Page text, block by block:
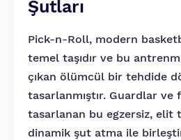
Şutları
Pick-n-Roll, modern
temel taşıdır ve bu
çıkan ölümcül bir tehdide
tasarlanmıştır. Guardlar
tasarlanan bu egzersiz, elit
dinamik şut atma ile